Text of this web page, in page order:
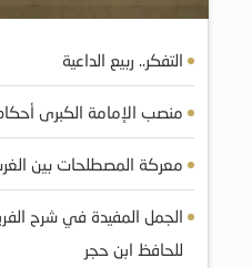
التفكر.. ربيع الداعية
منصب الإمامة الكبرى
معركة المصطلحات بين
الجمل المفيدة في شرح
للحافظ ابن حجر